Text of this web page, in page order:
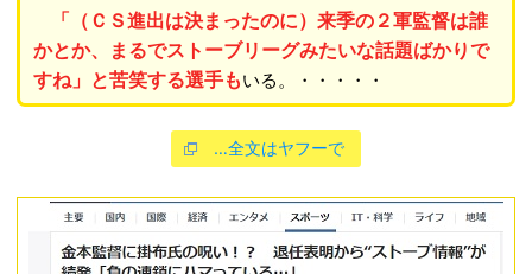
「（ＣＳ進出は決まったのに）来季の２軍監督は誰
かとか、まるでストーブリーグみたいな話題ばかりで
すね」と苦笑する選手もいる。・・・・・
…全文はヤフーで